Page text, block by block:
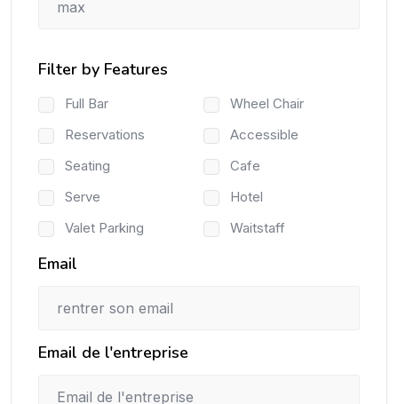
Filter by Features
Full Bar
Wheel Chair
Reservations
Accessible
Seating
Cafe
Serve
Hotel
Valet Parking
Waitstaff
Email
Email de l'entreprise